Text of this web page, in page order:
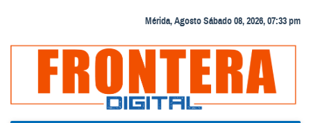
Mérida, Agosto Sábado 08, 2026, 07:33 pm